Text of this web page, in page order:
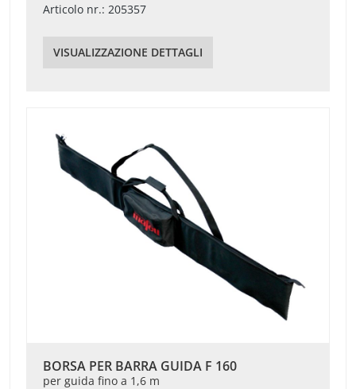
Articolo nr.: 205357
VISUALIZZAZIONE DETTAGLI
BORSA PER BARRA GUIDA F 160
per guida fino a 1,6 m